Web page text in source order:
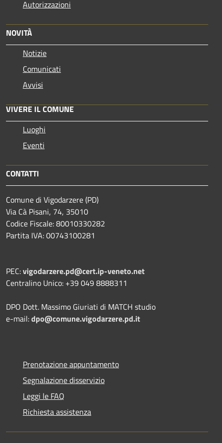
Autorizzazioni
NOVITÀ
Notizie
Comunicati
Avvisi
VIVERE IL COMUNE
Luoghi
Eventi
CONTATTI
Comune di Vigodarzere (PD)
Via Cà Pisani, 74, 35010
Codice Fiscale: 80010330282
Partita IVA: 00743100281
PEC:vigodarzere.pd@cert.ip-veneto.net
Centralino Unico: +39 049 8888311
DPO Dott. Massimo Giuriati di MATCH studio
e-mail:dpo@comune.vigodarzere.pd.it
Prenotazione appuntamento
Segnalazione disservizio
Leggi le FAQ
Richiesta assistenza